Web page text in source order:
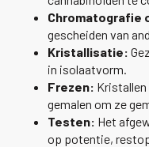
Chromatografie
gescheiden van
Kristallisatie:
in isolaatvorm.
Frezen:
gemalen om ze
Testen: Het
op potentie,